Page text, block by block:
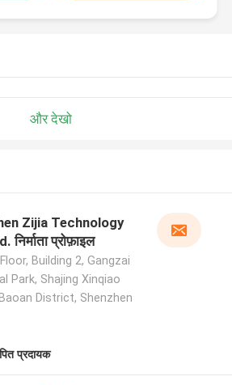
और देखो
Zijia Technology
निर्माता प्रोफ़ाइल
Building 2, Gangzai
Park, Shajing Xinqiao
District, Shenzhen
प्रदायक